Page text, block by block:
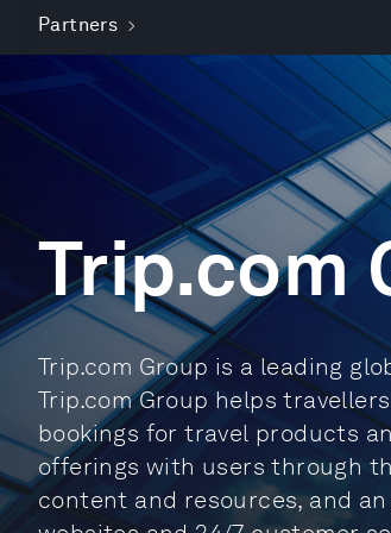
Partners
Trip.com
Trip.com Group is a leading
Trip.com Group helps
bookings for travel products
offerings with users through
content and resources, and